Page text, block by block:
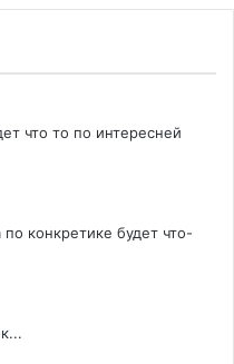
что то по интересней
конкретике будет что-